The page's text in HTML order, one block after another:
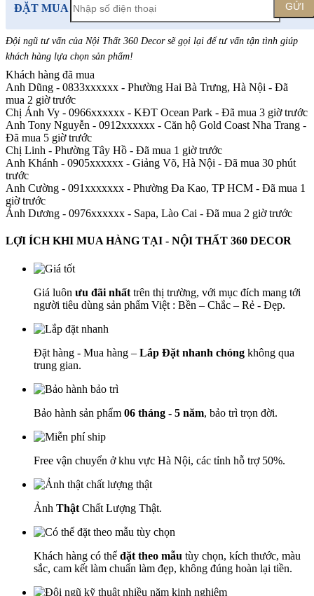
ĐẶT MUA GỬI
Đội ngũ tư vấn của Nội Thất 360 Decor sẽ gọi lại để tư vấn tận tình giúp
khách hàng lựa chọn sản phẩm!
Khách hàng đã mua
Anh Dũng - 0833xxxxxx - Phường Hai Bà Trưng, Hà Nội - Đã
mua 2 giờ trước
Chị Ánh Vy - 0966xxxxxx - KĐT Ocean Park - Đã mua 3 giờ trước
Anh Tony Nguyễn - 0912xxxxxx - Căn hộ Gold Coast Nha Trang -
Đã mua 5 giờ trước
Chị Linh - Phường Tây Hồ - Đã mua 1 giờ trước
Anh Khánh - 0905xxxxxx - Giảng Võ, Hà Nội - Đã mua 30 phút
trước
Anh Cường - 091xxxxxxx - Phường Đa Kao, TP HCM - Đã mua 1
giờ trước
Ánh Dương - 0976xxxxxx - Sapa, Lào Cai - Đã mua 2 giờ trước
LỢI ÍCH KHI MUA HÀNG TẠI - NỘI THẤT 360 DECOR
Giá luôn ưu đãi nhất trên thị trường, với mục đích mang tới
người tiêu dùng sản phẩm Việt : Bền – Chắc – Rẻ - Đẹp.
Đặt hàng - Mua hàng – Lắp Đặt nhanh chóng không qua
trung gian.
Bảo hành sản phẩm 06 tháng - 5 năm, bảo trì trọn đời.
Free vận chuyển ở khu vực Hà Nội, các tỉnh hỗ trợ 50%.
Ảnh Thật Chất Lượng Thật.
Khách hàng có thể đặt theo mẫu tùy chọn, kích thước, màu
sắc, cam kết làm chuẩn làm đẹp, không đúng hoàn lại tiền.